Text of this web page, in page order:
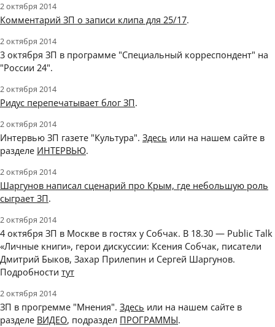
2 октября 2014
Комментарий ЗП о записи клипа для 25/17.
2 октября 2014
3 октября ЗП в программе "Специальный корреспондент" на
"России 24".
2 октября 2014
Ридус перепечатывает блог ЗП.
2 октября 2014
Интервью ЗП газете "Культура". Здесь или на нашем сайте в
разделе ИНТЕРВЬЮ.
2 октября 2014
Шаргунов написал сценарий про Крым, где небольшую роль
сыграет ЗП.
2 октября 2014
4 октября ЗП в Москве в гостях у Собчак. В 18.30 — Public Talk
«Личные книги», герои дискуссии: Ксения Собчак, писатели
Дмитрий Быков, Захар Прилепин и Сергей Шаргунов.
Подробности тут
2 октября 2014
ЗП в прогремме "Мнения". Здесь или на нашем сайте в
разделе ВИДЕО, подраздел ПРОГРАММЫ.